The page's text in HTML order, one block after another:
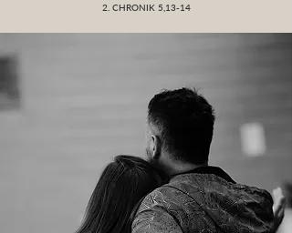
2. CHRONIK 5,13-14